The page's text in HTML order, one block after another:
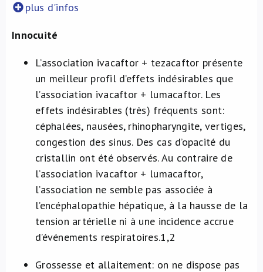
plus d'infos
Innocuité
L’association ivacaftor + tezacaftor présente
un meilleur profil d’effets indésirables que
l’association ivacaftor + lumacaftor. Les
effets indésirables (très) fréquents sont:
céphalées, nausées, rhinopharyngite, vertiges,
congestion des sinus. Des cas d’opacité du
cristallin ont été observés. Au contraire de
l’association ivacaftor + lumacaftor,
l’association ne semble pas associée à
l’encéphalopathie hépatique, à la hausse de la
tension artérielle ni à une incidence accrue
d’événements respiratoires.1,2
Grossesse et allaitement: on ne dispose pas